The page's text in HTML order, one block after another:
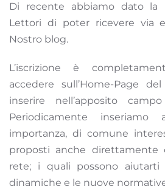
Di recente abbiamo dato la
Lettori di poter ricevere via
Nostro blog.
L’iscrizione è
accedere sull’Home-Page
inserire nell’apposito
Periodicamente
importanza, di comune
proposti anche
rete; i quali possono
dinamiche e le nuove